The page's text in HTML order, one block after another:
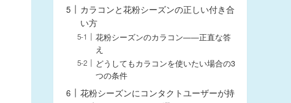
カラコンと花粉シーズンの正しい付き合
い方
花粉シーズンのカラコン——正直な答
え
どうしてもカラコンを使いたい場合の3
つの条件
花粉シーズンにコンタクトユーザーが持